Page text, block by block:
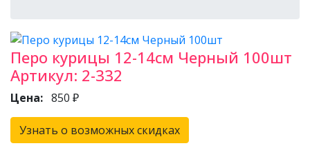
Перо курицы 12-14см Черный 100шт
Артикул: 2-332
Цена: 850 ₽
Узнать о возможных скидках